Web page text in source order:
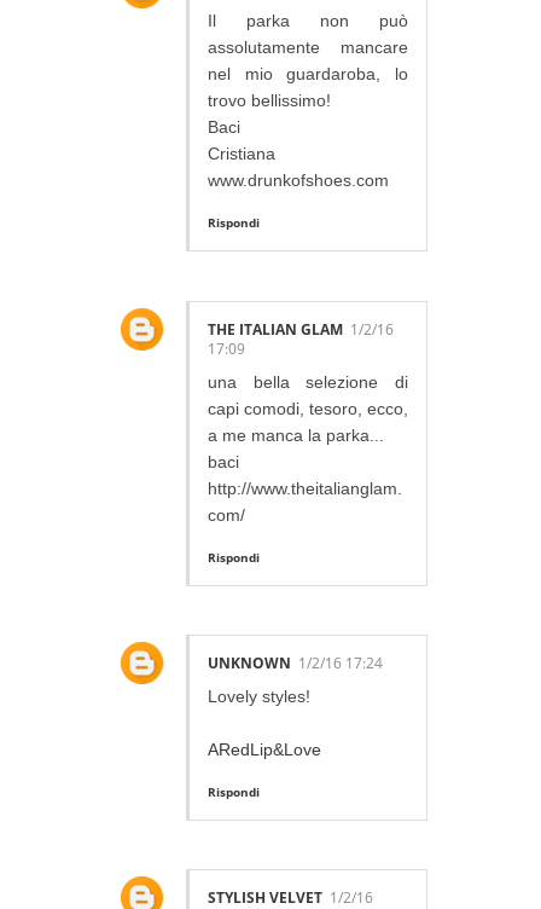
Il parka non può
assolutamente mancare
nel mio guardaroba, lo
trovo bellissimo!
Baci
Cristiana
www.drunkofshoes.com
Rispondi
THE ITALIAN GLAM 1/2/16
17:09
una bella selezione di
capi comodi, tesoro, ecco,
a me manca la parka...
baci
http://www.theitalianglam.
com/
Rispondi
UNKNOWN 1/2/16 17:24
Lovely styles!
ARedLip&Love
Rispondi
STYLISH VELVET 1/2/16